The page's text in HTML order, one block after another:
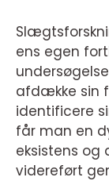
ens egen
afdække sin
identificere
får man en
eksistens og
videreført